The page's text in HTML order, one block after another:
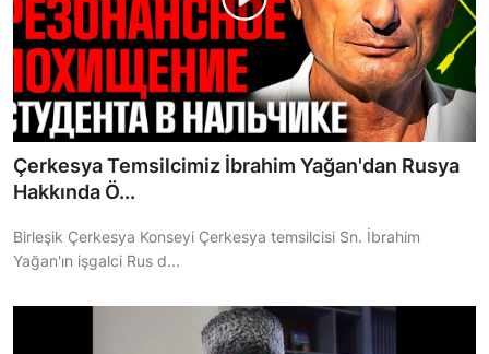
Çerkesya Temsilcimiz İbrahim Yağan'dan Rusya
Hakkında Ö...
Birleşik Çerkesya Konseyi Çerkesya temsilcisi Sn. İbrahim
Yağan'ın işgalci Rus d...